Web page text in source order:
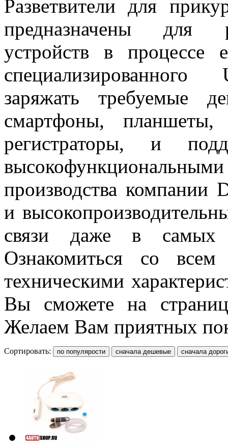
Разветвители для
предназначены для
устройств в процессе
специализированного
заряжать требуемые
смартфоны, планшеты,
регистраторы, и
производства компании
и
связи даже в самых
Ознакомиться со всем
техническими
Вы сможете на
Желаем Вам приятных
Сортировать: